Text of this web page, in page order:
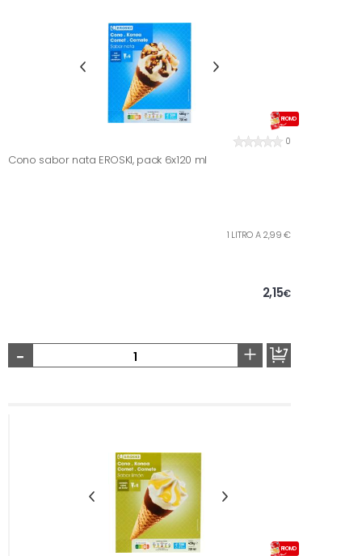
PROMO
0
Cono sabor nata EROSKI, pack 6x120 ml
1 LITRO A 2,99 €
2,15€
- +
PROMO